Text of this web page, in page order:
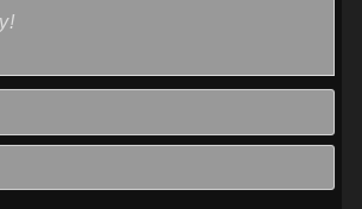
E-